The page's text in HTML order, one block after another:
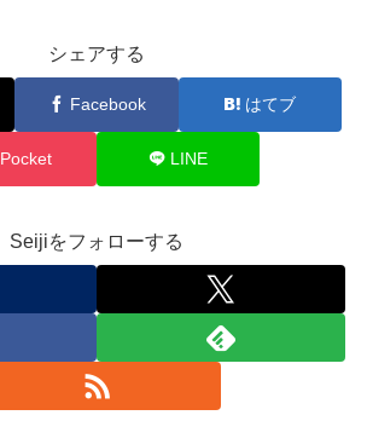
シェアする
Facebook はてブ
Pocket LINE
Seijiをフォローする